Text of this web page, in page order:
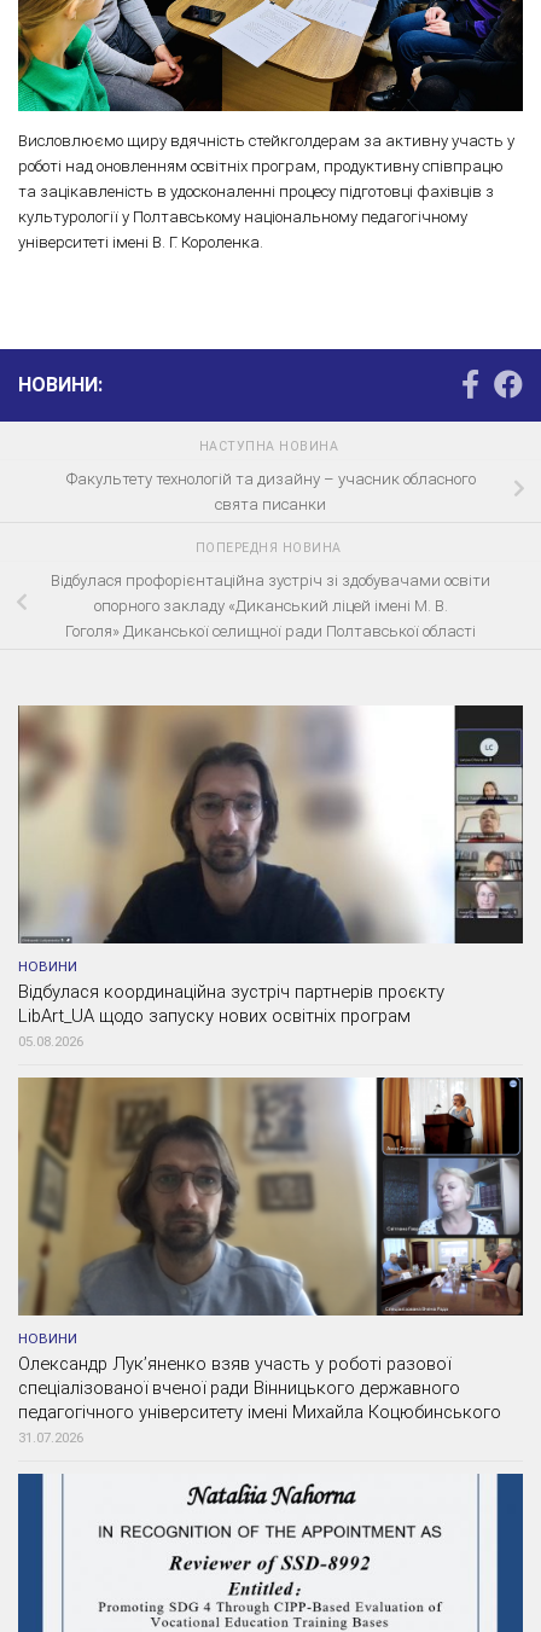
Висловлюємо щиру вдячність стейкголдерам за активну участь у
роботі над оновленням освітніх програм, продуктивну співпрацю
та зацікавленість в удосконаленні процесу підготовці фахівців з
культурології у Полтавському національному педагогічному
університеті імені В. Г. Короленка.
НОВИНИ:
НАСТУПНА НОВИНА
Факультету технологій та дизайну – учасник обласного
свята писанки
ПОПЕРЕДНЯ НОВИНА
Відбулася профорієнтаційна зустріч зі здобувачами освіти
опорного закладу «Диканський ліцей імені М. В.
Гоголя» Диканської селищної ради Полтавської області
НОВИНИ
Відбулася координаційна зустріч партнерів проєкту
LibArt_UA щодо запуску нових освітніх програм
05.08.2026
НОВИНИ
Олександр Лук’яненко взяв участь у роботі разової
спеціалізованої вченої ради Вінницького державного
педагогічного університету імені Михайла Коцюбинського
31.07.2026